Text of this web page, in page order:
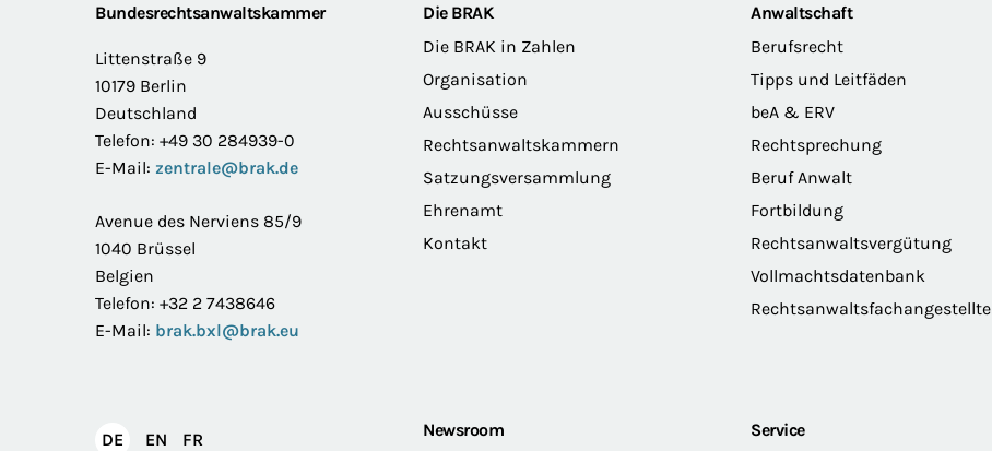
FooterBundesrechtsanwaltskammer
Littenstraße 9
10179 Berlin
Deutschland
Telefon: +49 30 284939-0
E-Mail: zentrale@brak.de
Avenue des Nerviens 85/9
1040 Brüssel
Belgien
Telefon: +32 2 7438646
E-Mail: brak.bxl@brak.eu
Die BRAK
Die BRAK in Zahlen
Organisation
Ausschüsse
Rechtsanwaltskammern
Satzungsversammlung
Ehrenamt
Kontakt
Anwaltschaft
Berufsrecht
Tipps und Leitfäden
beA & ERV
Rechtsprechung
Beruf Anwalt
Fortbildung
Rechtsanwaltsvergütung
Vollmachtsdatenbank
Rechtsanwaltsfachangestellte
DEDeutsch
EN English
FR
Newsroom
Service